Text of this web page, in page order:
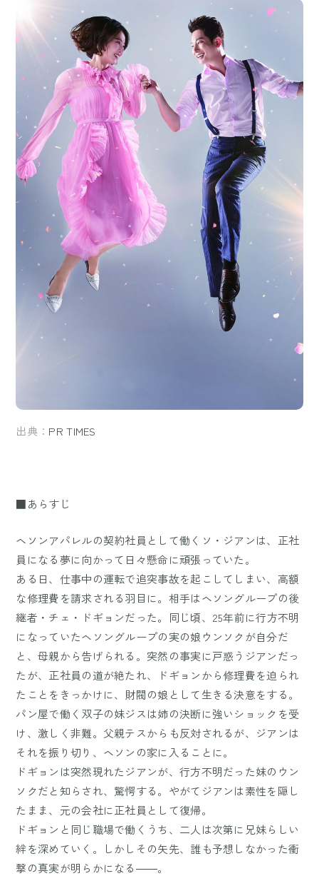
出典： PR TIMES
■あらすじ
ヘソンアパレルの契約社員として働くソ・ジアンは、正社
員になる夢に向かって日々懸命に頑張っていた。
ある日、仕事中の運転で追突事故を起こしてしまい、高額
な修理費を請求される羽目に。相手はヘソングループの後
継者・チェ・ドギョンだった。同じ頃、25年前に行方不明
になっていたヘソングループの実の娘ウンソクが自分だ
と、母親から告げられる。突然の事実に戸惑うジアンだっ
たが、正社員の道が絶たれ、ドギョンから修理費を迫られ
たことをきっかけに、財閥の娘として生きる決意をする。
パン屋で働く双子の妹ジスは姉の決断に強いショックを受
け、激しく非難。父親テスからも反対されるが、ジアンは
それを振り切り、ヘソンの家に入ることに。
ドギョンは突然現れたジアンが、行方不明だった妹のウン
ソクだと知らされ、驚愕する。やがてジアンは素性を隠し
たまま、元の会社に正社員として復帰。
ドギョンと同じ職場で働くうち、二人は次第に兄妹らしい
絆を深めていく。しかしその矢先、誰も予想しなかった衝
撃の真実が明らかになる――。